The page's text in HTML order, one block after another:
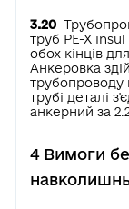
3.20
труб РЕ-Х insul
обох кінців
Анкеровка
трубопроводу
трубі деталі
анкерний за
4 Вимоги